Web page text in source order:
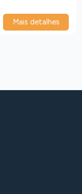
Mais detalhes